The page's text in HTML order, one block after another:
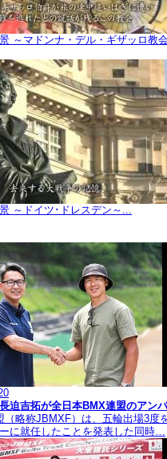
～マドンナ・デル・ギザッロ教
～ドイツ･ドレスデン～...
迫吉拓が全日本BMX連盟のアン
（略称JBMXF）は、五輪出場3度
に就任したことを発表した同時…